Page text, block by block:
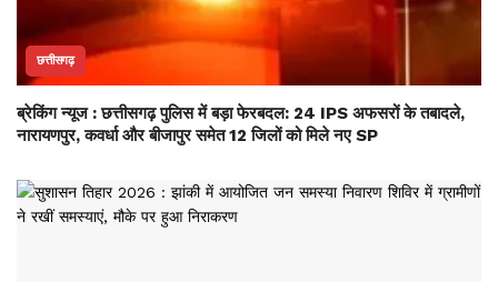
छत्तीसगढ़
ब्रेकिंग न्यूज : छत्तीसगढ़ पुलिस में बड़ा फेरबदल: 24 IPS अफसरों के तबादले,
नारायणपुर, कवर्धा और बीजापुर समेत 12 जिलों को मिले नए SP